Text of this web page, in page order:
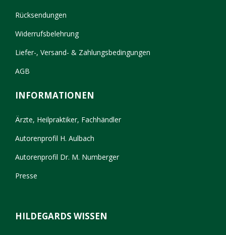
Rücksendungen
Widerrufsbelehrung
Liefer-, Versand- & Zahlungsbedingungen
AGB
INFORMATIONEN
Ärzte, Heilpraktiker, Fachhändler
Autorenprofil H. Aulbach
Autorenprofil Dr. M. Numberger
Presse
HILDEGARDS WISSEN